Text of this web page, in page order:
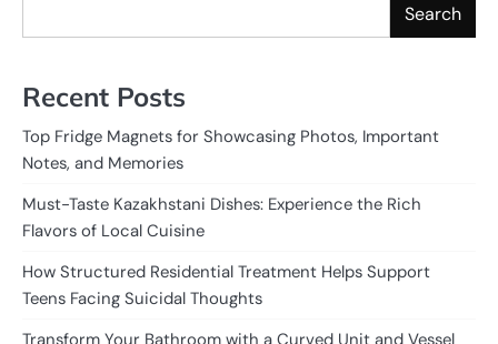
Search
Recent Posts
Top Fridge Magnets for Showcasing Photos, Important
Notes, and Memories
Must-Taste Kazakhstani Dishes: Experience the Rich
Flavors of Local Cuisine
How Structured Residential Treatment Helps Support
Teens Facing Suicidal Thoughts
Transform Your Bathroom with a Curved Unit and Vessel